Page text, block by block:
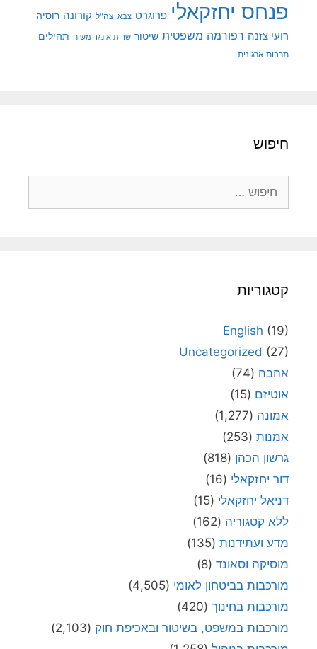
פנחס יחזקאלי פרוגרס צבא צה"ל קורונה רוסיה
רועי צזנה רפורמה משפטית שיטור שרית אונגר משיח תהילים
תרבות ארגונית
חיפוש
קטגוריות
English (19)
Uncategorized (27)
אהבה (74)
אוטיזם (15)
אמונה (1,277)
אמנות (253)
גרשון הכהן (818)
דור יחזקאלי (16)
דניאל יחזקאלי (15)
ללא קטגוריה (162)
מדע ועתידנות (135)
מוסיקה וסאונד (8)
מורכבות בביטחון לאומי (4,505)
מורכבות בחינוך (420)
מורכבות במשפט, בשיטור ובאכיפת חוק (2,103)